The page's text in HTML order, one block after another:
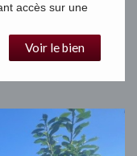
accès sur une
Voir le bien